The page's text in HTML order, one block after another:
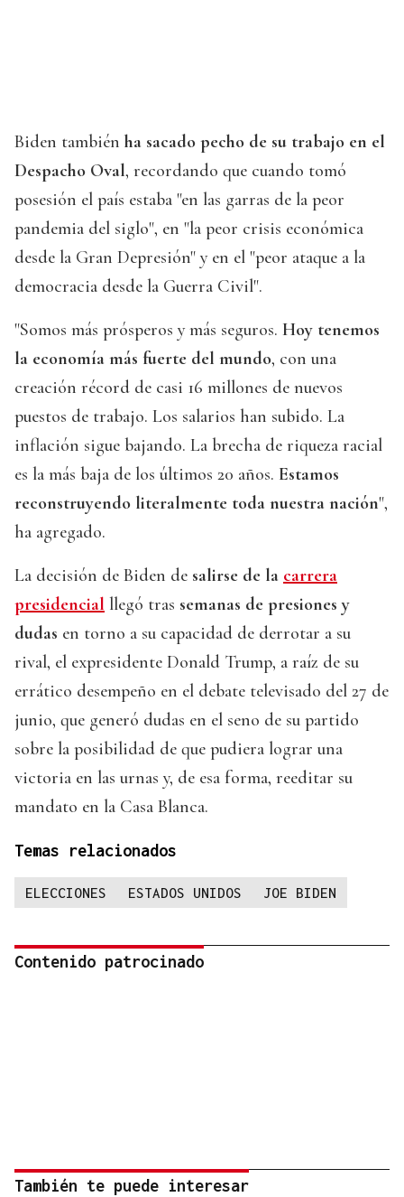
Biden también ha sacado pecho de su trabajo en el
Despacho Oval, recordando que cuando tomó
posesión el país estaba "en las garras de la peor
pandemia del siglo", en "la peor crisis económica
desde la Gran Depresión" y en el "peor ataque a la
democracia desde la Guerra Civil".
"Somos más prósperos y más seguros. Hoy tenemos
la economía más fuerte del mundo, con una
creación récord de casi 16 millones de nuevos
puestos de trabajo. Los salarios han subido. La
inflación sigue bajando. La brecha de riqueza racial
es la más baja de los últimos 20 años. Estamos
reconstruyendo literalmente toda nuestra nación",
ha agregado.
La decisión de Biden de salirse de la carrera
presidencial llegó tras semanas de presiones y
dudas en torno a su capacidad de derrotar a su
rival, el expresidente Donald Trump, a raíz de su
errático desempeño en el debate televisado del 27 de
junio, que generó dudas en el seno de su partido
sobre la posibilidad de que pudiera lograr una
victoria en las urnas y, de esa forma, reeditar su
mandato en la Casa Blanca.
Temas relacionados
ELECCIONES ESTADOS UNIDOS JOE BIDEN
Contenido patrocinado
También te puede interesar